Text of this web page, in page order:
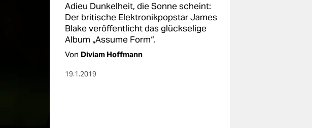
Adieu Dunkelheit, die Sonne scheint:
Der britische Elektronikpopstar James
Blake veröffentlicht das glückselige
Album „Assume Form“.
Von Diviam Hoffmann
19.1.2019